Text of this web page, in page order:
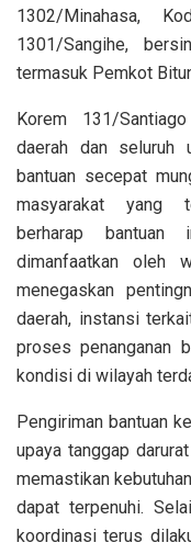
1302/Minahasa,
1301/Sangihe,
termasuk Pemkot
Korem 131/
daerah dan seluruh
bantuan secepat
masyarakat yang
berharap
dimanfaatkan oleh
menegaskan
daerah, instansi
proses penanganan
kondisi di wilayah
Pengiriman bantuan
upaya tanggap
memastikan
dapat terpenuhi.
koordinasi terus